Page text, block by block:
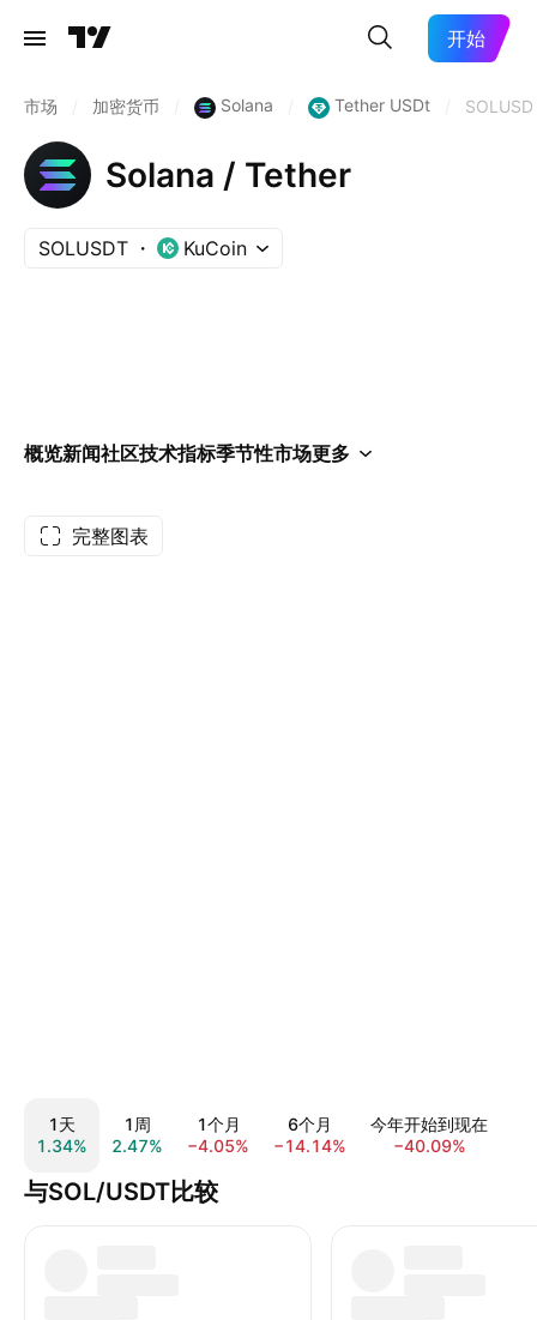
开始
市场 加密货币 Solana Tether USDt
Solana / Tether
SOLUSDT KuCoin
概览新闻社区技术指标季节性市场更多
完整图表
1天
1.34%
1周
2.47%
1个月
−4.05%
6个月
−14.14%
今年开始到现在
−40.09%
与SOL/USDT比较